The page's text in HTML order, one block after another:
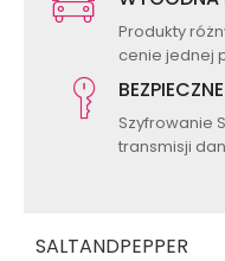
Produkty
cenie jednej
Szyfrowanie
transmisji
SALTANDPEPPER